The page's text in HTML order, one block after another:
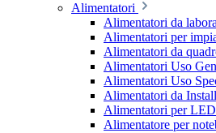
Alimentatori
Alimentatori da
Alimentatori per
Alimentatori da
Alimentatori Uso
Alimentatori Uso
Alimentatori da
Alimentatori per LED
Alimentatore per